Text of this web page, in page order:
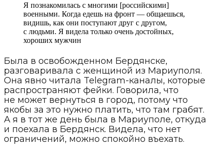
Я познакомилась с многими [российскими]
военными. Когда едешь на фронт — общаешься,
видишь, как они поступают друг с другом,
с людьми. Я видела только очень достойных,
хороших мужчин
Была в освобожденном Бердянске,
разговаривала с женщиной из Мариуполя.
Она явно читала Telegram-каналы, которые
распространяют фейки. Говорила, что
не может вернуться в город, потому что
якобы за это нужно платить, что там грабят.
А я в тот же день была в Мариуполе, откуда
и поехала в Бердянск. Видела, что нет
ограничений, можно спокойно въехать.